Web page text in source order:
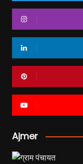
Ajmer